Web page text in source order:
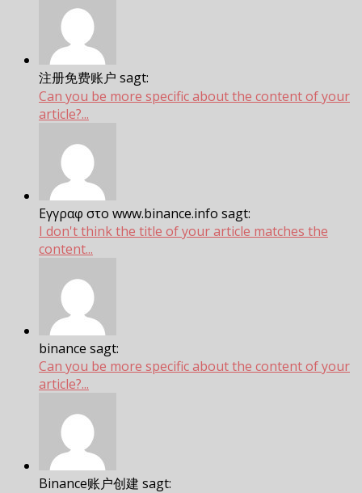
注册免费账户 sagt:
Can you be more specific about the content of your
article?...
Εγγραφ στο www.binance.info sagt:
I don't think the title of your article matches the
content...
binance sagt:
Can you be more specific about the content of your
article?...
Binance账户创建 sagt: